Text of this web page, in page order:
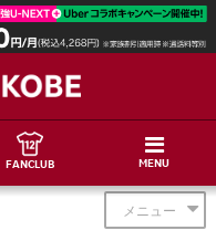
FANCLUB MENU
メニュー